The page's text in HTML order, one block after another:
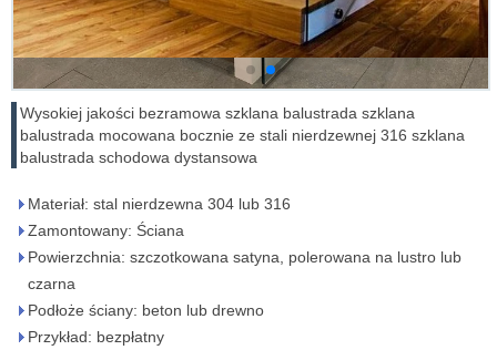
Wysokiej jakości bezramowa szklana balustrada szklana
balustrada mocowana bocznie ze stali nierdzewnej 316 szklana
balustrada schodowa dystansowa
Materiał: stal nierdzewna 304 lub 316
Zamontowany: Ściana
Powierzchnia: szczotkowana satyna, polerowana na lustro lub
czarna
Podłoże ściany: beton lub drewno
Przykład: bezpłatny